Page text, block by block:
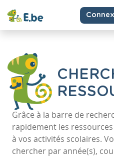
Grâce à la barre de
rapidement les
à vos activités scolaires.
chercher par année(s),